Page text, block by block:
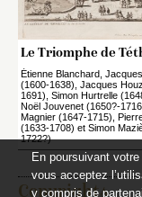
Le Triomphe de
Étienne Blanchard,
(1600-1638), Jacques
1691), Simon Hurtrelle
Noël Jouvenet (1650?-
Magnier (1647-1715),
(1633-1708) et Simon
1722?)
Copyrights
En poursuivant
vous acceptez
y compris de